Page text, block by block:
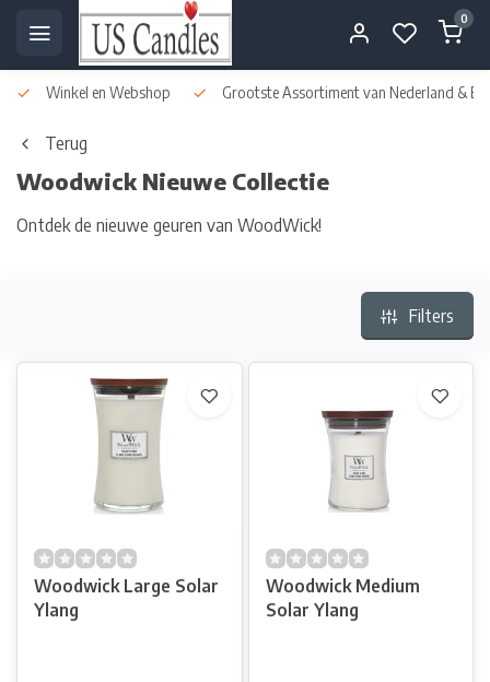
0
Winkel en Webshop Grootste Assortiment van Nederland &
Terug
Woodwick Nieuwe Collectie
Ontdek de nieuwe geuren van WoodWick!
Filters
Woodwick Large Solar
Ylang
Woodwick Medium
Solar Ylang